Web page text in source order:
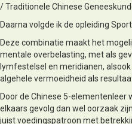
/ Traditionele Chinese
Daarna volgde ik de opleiding
Deze combinatie maakt het
mentale overbelasting, met als
lymfestelsel en meridianen,
algehele vermoeidheid als
Door de Chinese 5-elementenleer
elkaars gevolg dan wel oorzaak
juist voedingspatroon met